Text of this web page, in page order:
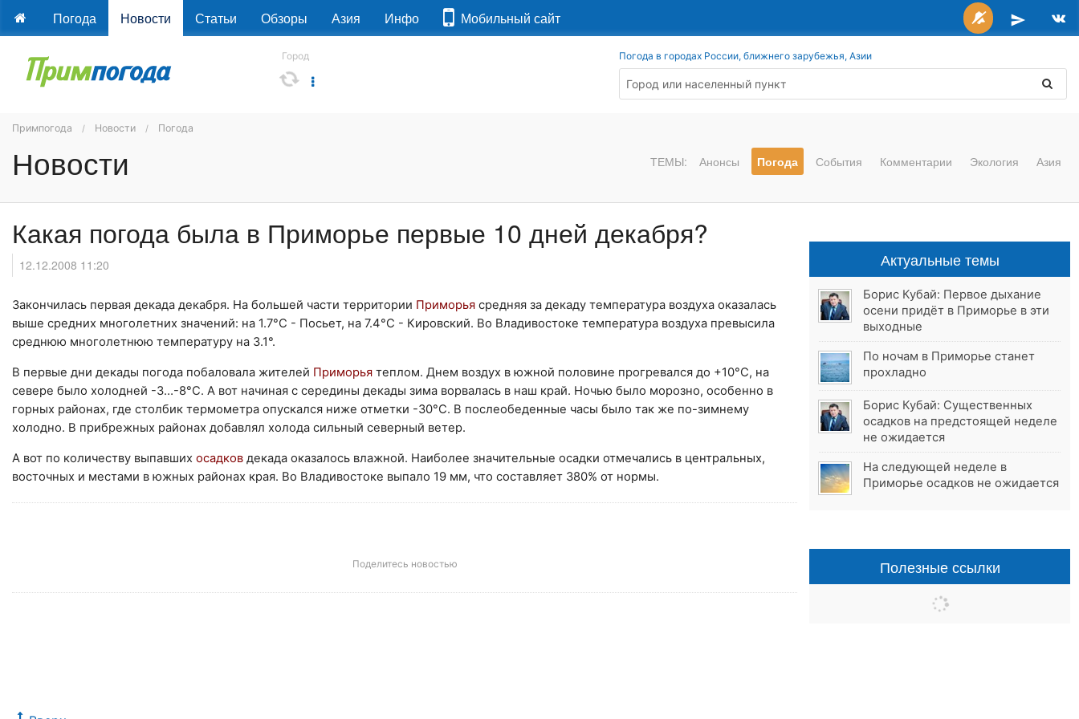
Погода Новости Статьи Обзоры Азия Инфо Мобильный сайт
Город Погода в городах России, ближнего зарубежья, Азии
Примпогода Новости Погода
Новости ТЕМЫ: Анонсы Погода События Комментарии Экология Азия
Какая погода была в Приморье первые 10 дней декабря?
12.12.2008 11:20
Закончилась первая декада декабря. На большей части территории Приморья средняя за декаду температура воздуха оказалась
выше средних многолетних значений: на 1.7°C - Посьет, на 7.4°C - Кировский. Во Владивостоке температура воздуха превысила
среднюю многолетнюю температуру на 3.1°.
В первые дни декады погода побаловала жителей Приморья теплом. Днем воздух в южной половине прогревался до +10°C, на
севере было холодней -3…-8°C. А вот начиная с середины декады зима ворвалась в наш край. Ночью было морозно, особенно в
горных районах, где столбик термометра опускался ниже отметки -30°C. В послеобеденные часы было так же по-зимнему
холодно. В прибрежных районах добавлял холода сильный северный ветер.
А вот по количеству выпавших осадков декада оказалось влажной. Наиболее значительные осадки отмечались в центральных,
восточных и местами в южных районах края. Во Владивостоке выпало 19 мм, что составляет 380% от нормы.
Поделитесь новостью
Актуальные темы
Борис Кубай: Первое дыхание
осени придёт в Приморье в эти
выходные
По ночам в Приморье станет
прохладно
Борис Кубай: Существенных
осадков на предстоящей неделе
не ожидается
На следующей неделе в
Приморье осадков не ожидается
Полезные ссылки